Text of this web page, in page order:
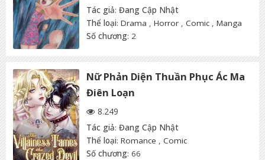
Tác giả: Đang Cập Nhật
Thể loại: Drama , Horror , Comic , Manga
Số chương: 2
Nữ Phản Diện Thuần Phục Ác Ma
Điên Loạn
8.249
Tác giả: Đang Cập Nhật
Thể loại: Romance , Comic
Số chương: 66